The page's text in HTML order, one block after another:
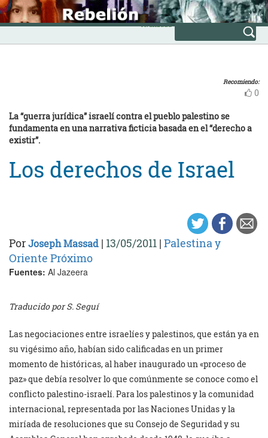
Skip
to
content
INICIO
Avanzada
Recomiendo:
0
La “guerra jurídica” israelí contra el pueblo palestino se
fundamenta en una narrativa ficticia basada en el “derecho a
existir”.
Los derechos de Israel
PorJoseph Massad | 13/05/2011 | Palestina y
Oriente Próximo
Fuentes: Al Jazeera
Traducido por S. Seguí
Las negociaciones entre israelíes y palestinos, que están ya en
su vigésimo año, habían sido calificadas en un primer
momento de históricas, al haber inaugurado un «proceso de
paz» que debía resolver lo que comúnmente se conoce como el
conflicto palestino-israelí. Para los palestinos y la comunidad
internacional, representada por las Naciones Unidas y la
miríada de resoluciones que su Consejo de Seguridad y su